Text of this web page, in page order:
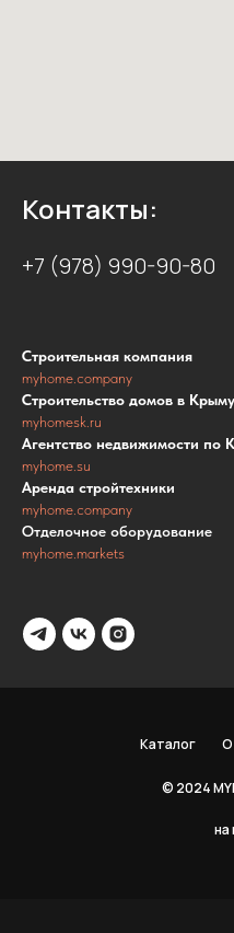
Контакты:
+7 (978) 990-90-80
Строительная компания
myhome.company
Строительство домов в Крыму
myhomesk.ru
Агентство недвижимости по
myhome.su
Аренда стройтехники
myhome.company
Отделочное оборудование
myhome.markets
Каталог О
© 2024
на